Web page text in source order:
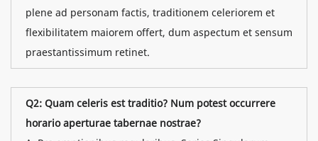
plene ad personam factis, traditionem celeriorem et
flexibilitatem maiorem offert, dum aspectum et sensum
praestantissimum retinet.
Q2: Quam celeris est traditio? Num potest occurrere
horario aperturae tabernae nostrae?